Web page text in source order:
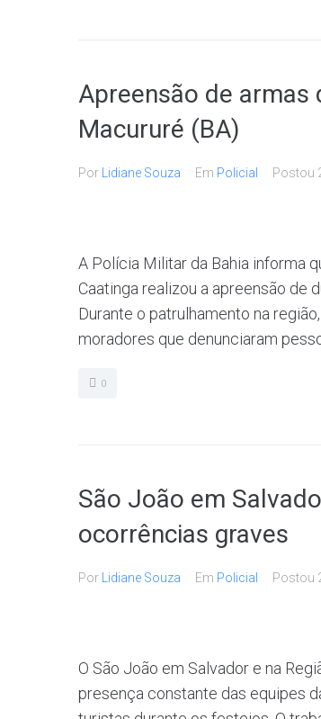
Apreensão de armas
Macururé (BA)
Por Lidiane Souza Em Policial Postou
A Polícia Militar da Bahia informa
Caatinga realizou a apreensão de
Durante o patrulhamento na
moradores que denunciaram
0
São João em
ocorrências graves
Por Lidiane Souza Em Policial Postou
O São João em Salvador e na
presença constante das equipes